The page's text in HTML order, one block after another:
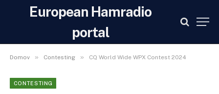
European Hamradio
portal
Domov » Contesting » CQ World Wide WPX Contest 2024
CONTESTING